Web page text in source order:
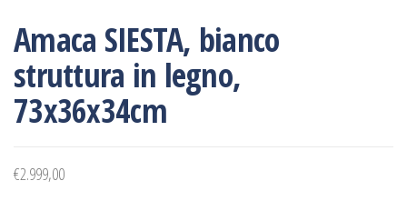
Amaca SIESTA, bianco
struttura in legno,
73x36x34cm
€2.999,00